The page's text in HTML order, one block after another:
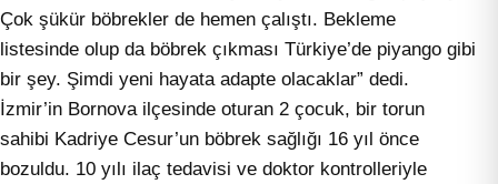
Çok şükür böbrekler de hemen çalıştı. Bekleme
listesinde olup da böbrek çıkması Türkiye’de piyango gibi
bir şey. Şimdi yeni hayata adapte olacaklar” dedi.
İzmir’in Bornova ilçesinde oturan 2 çocuk, bir torun
sahibi Kadriye Cesur’un böbrek sağlığı 16 yıl önce
bozuldu. 10 yılı ilaç tedavisi ve doktor kontrolleriyle